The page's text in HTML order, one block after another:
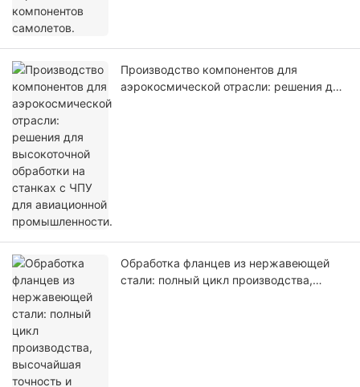
Производство компонентов для
аэрокосмической отрасли: решения для
Обработка фланцев из нержавеющей
стали: полный цикл производства,